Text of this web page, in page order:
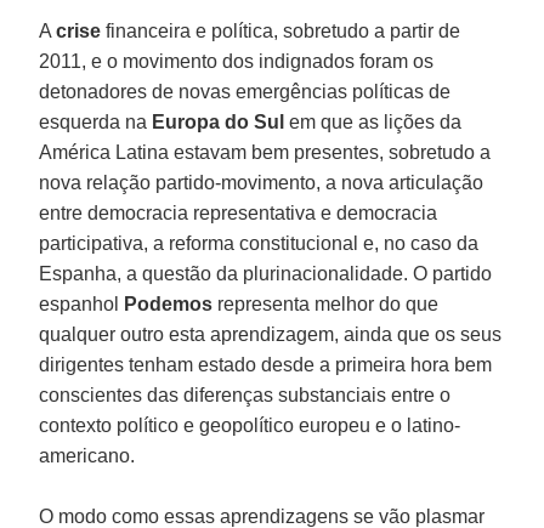
Acrise financeira e política, sobretudo a partir de
2011, e o movimento dos indignados foram os
detonadores de novas emergências políticas de
esquerda na Europa do Sul em que as lições da
América Latina estavam bem presentes, sobretudo a
nova relação partido-movimento, a nova articulação
entre democracia representativa e democracia
participativa, a reforma constitucional e, no caso da
Espanha, a questão da plurinacionalidade. O partido
espanhol
Podemos representa melhor do que
qualquer outro esta aprendizagem, ainda que os seus
dirigentes tenham estado desde a primeira hora bem
conscientes das diferenças substanciais entre o
contexto político e geopolítico europeu e o latino-
americano.
O modo como essas aprendizagens se vão plasmar